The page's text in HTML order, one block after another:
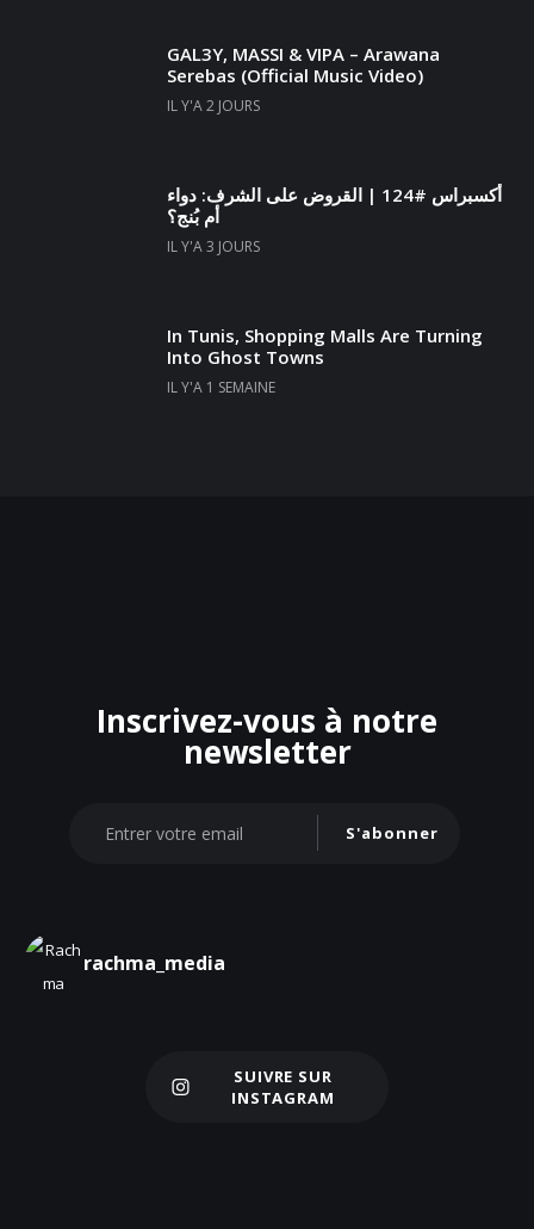
GAL3Y, MASSI & VIPA – Arawana
Serebas (Official Music Video)
IL Y'A 2 JOURS
أكسبراس #124 | القروض على الشرف: دواء
أم بُنج؟
IL Y'A 3 JOURS
In Tunis, Shopping Malls Are Turning
Into Ghost Towns
IL Y'A 1 SEMAINE
Inscrivez-vous à notre
newsletter
S'abonner
rachma_media
Charger plus
SUIVRE SUR
INSTAGRAM